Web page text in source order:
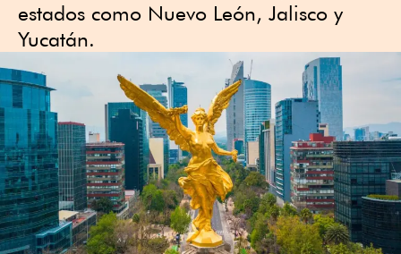
estados como Nuevo León, Jalisco y
Yucatán.